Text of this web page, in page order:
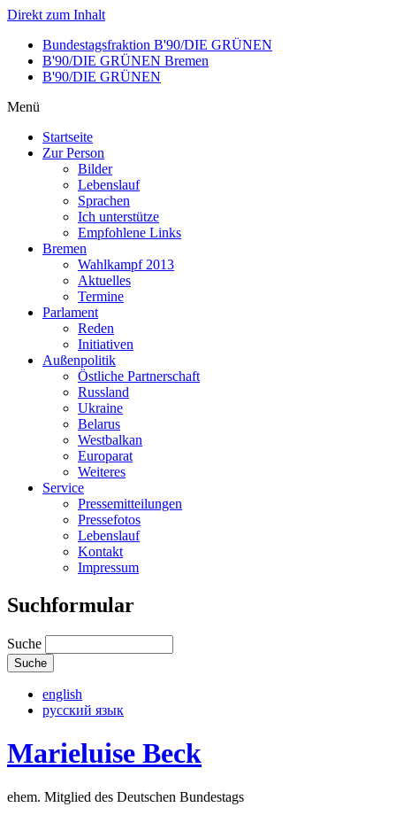
Direkt zum Inhalt
Bundestagsfraktion B'90/DIE GRÜNEN
B'90/DIE GRÜNEN Bremen
B'90/DIE GRÜNEN
Menü
Startseite
Zur Person
Bilder
Lebenslauf
Sprachen
Ich unterstütze
Empfohlene Links
Bremen
Wahlkampf 2013
Aktuelles
Termine
Parlament
Reden
Initiativen
Außenpolitik
Östliche Partnerschaft
Russland
Ukraine
Belarus
Westbalkan
Europarat
Weiteres
Service
Pressemitteilungen
Pressefotos
Lebenslauf
Kontakt
Impressum
Suchformular
Suche
english
русский язык
Marieluise Beck
ehem. Mitglied des Deutschen Bundestags